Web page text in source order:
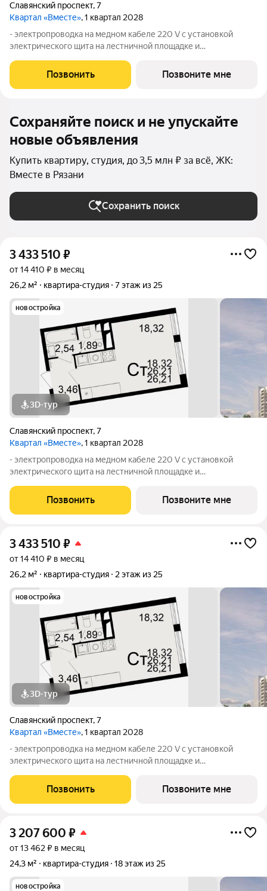
Славянский проспект,7
Квартал «Вместе», 1 квартал 2028
- электропроводка на медном кабеле 220 V с установкой
электрического щита на лестничной площадке и
стен, кроме стен лоджий, откосов дверных и оконных
проемов, ниш прохождения стояков
Позвонить Позвоните мне
Сохраняйте поиск и не упускайте
новые объявления
Купить квартиру, студия, до 3,5 млн ₽ за всё, ЖК:
Вместе в Рязани
Сохранить поиск
3 433 510 ₽
от 14 410 ₽ в месяц
26,2 м²
квартира-студия 7 этаж из 25
новостройка
3D-тур
Славянский проспект,7
Квартал «Вместе», 1 квартал 2028
- электропроводка на медном кабеле 220 V с установкой
электрического щита на лестничной площадке и
стен, кроме стен лоджий, откосов дверных и оконных
проемов, ниш прохождения стояков
Позвонить Позвоните мне
3 433 510 ₽
от 14 410 ₽ в месяц
26,2 м²
квартира-студия 2 этаж из 25
новостройка
3D-тур
Славянский проспект,7
Квартал «Вместе», 1 квартал 2028
- электропроводка на медном кабеле 220 V с установкой
электрического щита на лестничной площадке и
стен, кроме стен лоджий, откосов дверных и оконных
проемов, ниш прохождения стояков
Позвонить Позвоните мне
3 207 600 ₽
от 13 462 ₽ в месяц
24,3 м²
квартира-студия 18 этаж из 25
новостройка